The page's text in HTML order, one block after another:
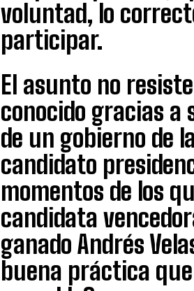
voluntad, lo
participar.
El asunto no
conocido gracias a
de un gobierno de
candidato
momentos de los
candidata
ganado Andrés
buena práctica